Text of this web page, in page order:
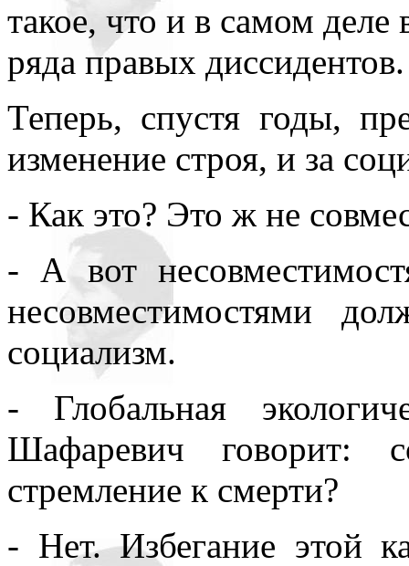
такое, что и в самом деле
ряда правых диссидентов.
Теперь, спустя годы,
изменение строя, и за
- Как это? Это ж не
- А вот
несовместимостями
социализм.
- Глобальная
Шафаревич говорит:
стремление к смерти?
- Нет. Избегание этой